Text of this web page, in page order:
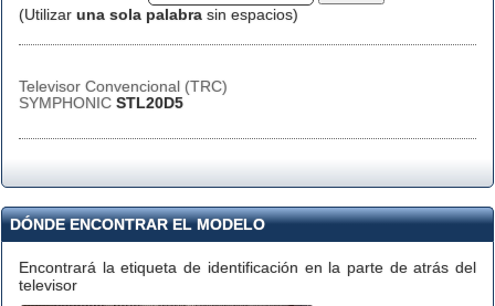
(Utilizar una sola palabra sin espacios)
Televisor Convencional (TRC)
SYMPHONIC STL20D5
DÓNDE ENCONTRAR EL MODELO
Encontrará la etiqueta de identificación en la parte de atrás del
televisor